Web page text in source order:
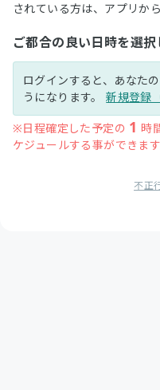
されている方は、アプリか
ご都合の良い日時を選
ログインすると、あなた
うになります。新規登録
※日程確定した予定の 1 時
ケジュールする事ができます
不正